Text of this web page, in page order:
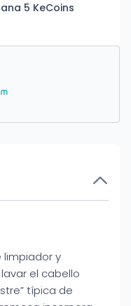
5 KeCoins
limpiador y
el cabello
típica de